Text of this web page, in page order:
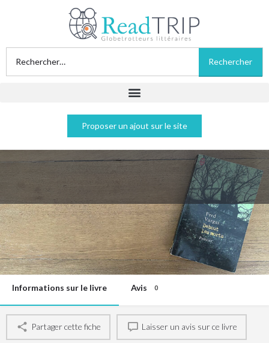
Proposer un ajout sur le site
Debout les morts - Fred Vargas
Acheter sur Amazon Acheter sur Fnac
Informations sur le livre Avis 0
Partager cette fiche Laisser un avis sur ce livre